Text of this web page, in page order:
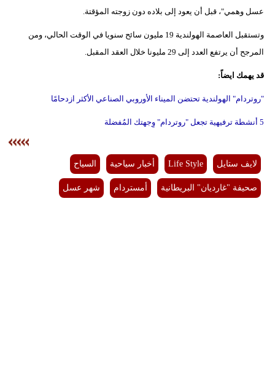
عسل وهمي"، قبل أن يعود إلى بلاده دون زوجته المؤقتة.
وتستقبل العاصمة الهولندية 19 مليون سائح سنويا في الوقت الحالي، ومن
المرجح أن يرتفع العدد إلى 29 مليونا خلال العقد المقبل.
قد يهمك ايضاً:
"روتردام" الهولندية تحتضن الميناء الأوروبي الصناعي الأكثر ازدحامًا
5 أنشطة ترفيهية تجعل "روتردام" وِجهتك المُفضلة
لايف ستايل Life Style أخبار سياحية السياح
صحيفة "غارديان" البريطانية أمستردام شهر عسل